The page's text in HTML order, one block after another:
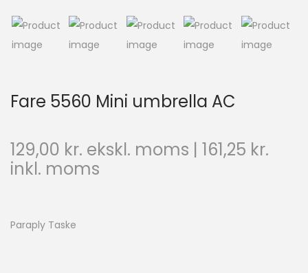
Fare 5560 Mini umbrella AC
129,00 kr. ekskl. moms | 161,25 kr.
inkl. moms
Paraply Taske